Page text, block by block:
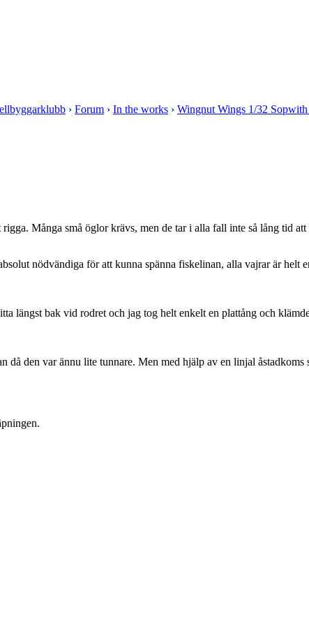
› Forum › In the works › Wingnut Wings 1/32
Många små öglor krävs, men de tar i alla fall inte så lång tid
nödvändiga för att kunna spänna fiskelinan, alla vajrar är
längst bak vid rodret och jag tog helt enkelt en plattång och
då den var ännu lite tunnare. Men med hjälp av en linjal